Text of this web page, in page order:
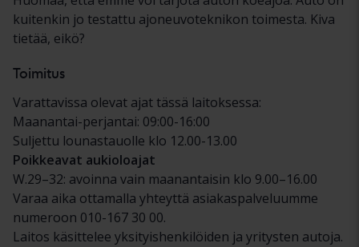
kuitenkin jo testattu ajoneuvoteknikon toimesta. Kiva
tietää, eikö?
Toimitus
Varattavissa olevat ajat tässä laitoksessa:
Maanantai-perjantai: 09:00-16:00
Suljettu lounastauolle klo 12.00-13.00
Poikkeavat aukioloajat
W.29–32: avoinna vain maanantaisin klo 9.00–16.00
Varaa aika ottamalla yhteyttä asiakaspalveluumme
numeroon 010-167 30 00.
Laitos käsittelee yksityishenkilöiden ja yritysten autoja.